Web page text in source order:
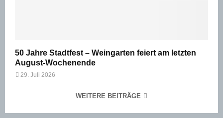
50 Jahre Stadtfest – Weingarten feiert am letzten
August-Wochenende
29. Juli 2026
WEITERE BEITRÄGE